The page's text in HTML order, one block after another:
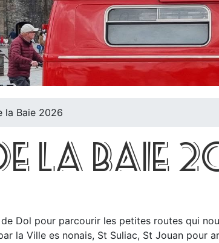
la Baie 2026
LA BAIE
Dol pour parcourir les petites routes qui
la Ville es nonais, St Suliac, St Jouan